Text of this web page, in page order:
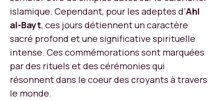
islamique. Cependant, pour les adeptes d’Ahl
al-Bayt, ces jours détiennent un caractère
sacré profond et une significative spirituelle
intense. Ces commémorations sont marquées
par des rituels et des cérémonies qui
résonnent dans le coeur des croyants à travers
le monde.